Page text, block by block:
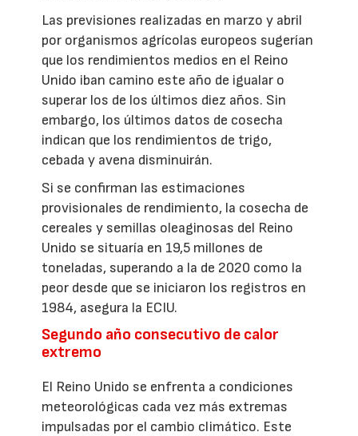
Las previsiones realizadas en marzo y abril
por organismos agrícolas europeos sugerían
que los rendimientos medios en el Reino
Unido iban camino este año de igualar o
superar los de los últimos diez años. Sin
embargo, los últimos datos de cosecha
indican que los rendimientos de trigo,
cebada y avena disminuirán.
Si se confirman las estimaciones
provisionales de rendimiento, la cosecha de
cereales y semillas oleaginosas del Reino
Unido se situaría en 19,5 millones de
toneladas, superando a la de 2020 como la
peor desde que se iniciaron los registros en
1984, asegura la ECIU.
Segundo año consecutivo de calor
extremo
El Reino Unido se enfrenta a condiciones
meteorológicas cada vez más extremas
impulsadas por el cambio climático. Este